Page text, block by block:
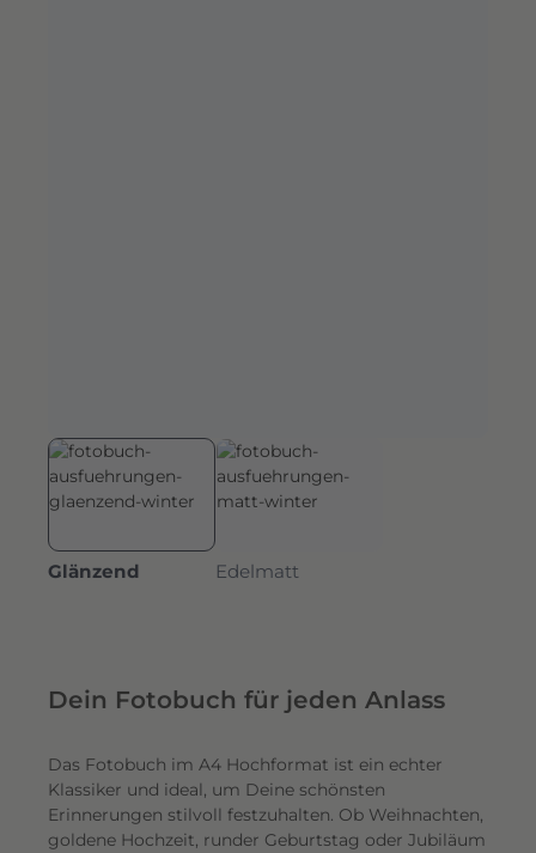
Glänzend Edelmatt
Dein Fotobuch für jeden Anlass
Das Fotobuch im A4 Hochformat ist ein echter
Klassiker und ideal, um Deine schönsten
Erinnerungen stilvoll festzuhalten. Ob Weihnachten,
goldene Hochzeit, runder Geburtstag oder Jubiläum